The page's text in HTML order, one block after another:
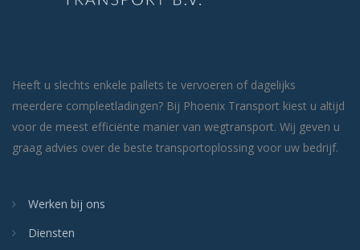
Heeft u slechts enkele pallets te vervoeren of dagelijks
meerdere compleetladingen? Bij Phoenix Transport kiest u altijd
voor de meest efficiënte manier van wegtransport. Wij geven u
graag advies over de beste transportoplossing voor uw bedrijf.
Werken bij ons
Diensten